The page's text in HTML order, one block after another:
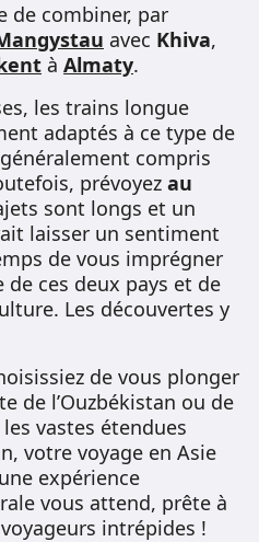
de combiner, par
avec Khiva,
à Almaty.
les trains longue
adaptés à ce type de
compris
prévoyez au
sont longs et un
laisser un sentiment
de vous imprégner
de ces deux pays et de
Les découvertes y
de vous plonger
de l’Ouzbékistan ou de
vastes étendues
votre voyage en Asie
expérience
vous attend, prête à
intrépides !